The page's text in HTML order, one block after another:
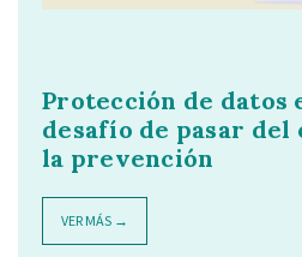
Protección de datos
desafío de pasar
la prevención
VER MÁS →